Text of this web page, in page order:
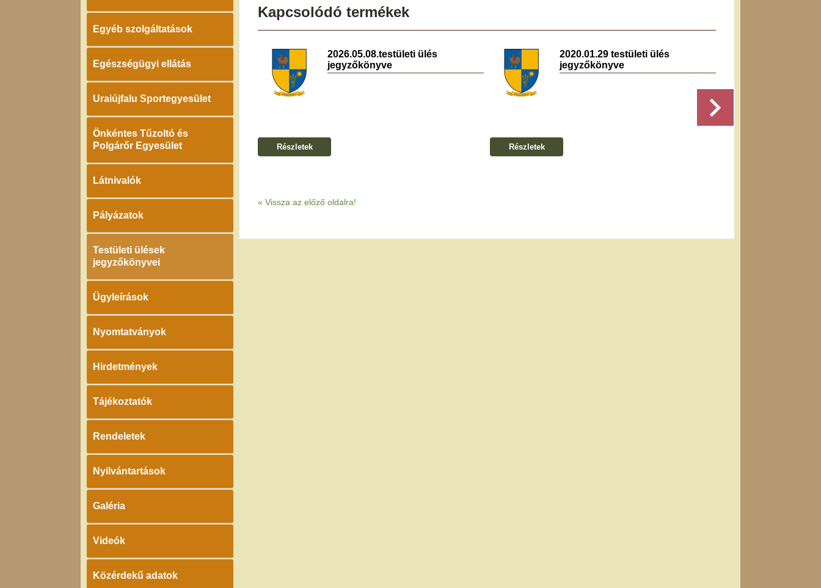
Egyéb szolgáltatások
Egészségügyi ellátás
Uraiújfalu Sportegyesület
Önkéntes Tűzoltó és
Polgárőr Egyesület
Látnivalók
Pályázatok
Testületi ülések
jegyzőkönyvei
Ügyleírások
Nyomtatványok
Hirdetmények
Tájékoztatók
Rendeletek
Nyilvántartások
Galéria
Videók
Közérdekű adatok
Kapcsolódó termékek
2026.05.08.testületi ülés
jegyzőkönyve
Részletek
2020.01.29 testületi ülés
jegyzőkönyve
Részletek
« Vissza az előző oldalra!